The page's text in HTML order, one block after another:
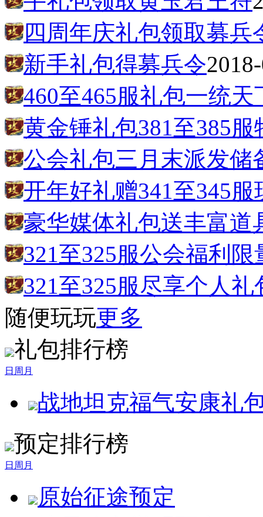
四周年庆礼包领取募兵
新手礼包得募兵令
460至465服礼包一统天
黄金锤礼包381至385服
公会礼包三月末派发储
开年好礼赠341至345服
豪华媒体礼包送丰富道
321至325服公会福利限
321至325服尽享个人礼
随便玩玩更多
礼包排行榜
日 周 月
战地坦克福气安康礼
预定排行榜
日 周 月
原始征途预定